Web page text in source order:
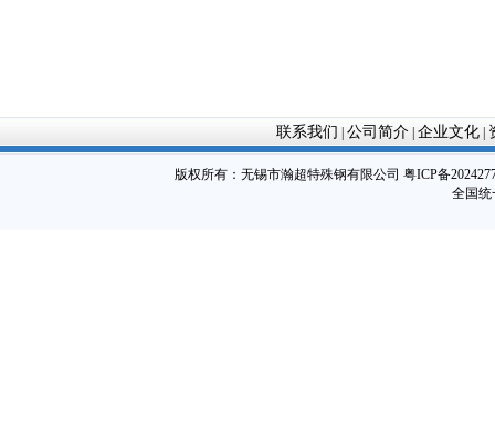
联系我们 公司简介| 企业文化|
版权所有： 无锡市瀚超特殊钢有限公司 粤ICP备
全国